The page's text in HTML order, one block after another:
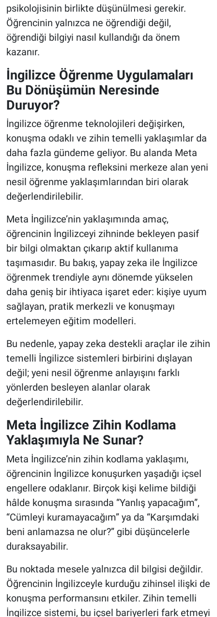
psikolojisinin birlikte düşünülmesi gerekir.
Öğrencinin yalnızca ne öğrendiği değil,
öğrendiği bilgiyi nasıl kullandığı da önem
kazanır.
İngilizce Öğrenme Uygulamaları
Bu Dönüşümün Neresinde
Duruyor?
İngilizce öğrenme teknolojileri değişirken,
konuşma odaklı ve zihin temelli yaklaşımlar da
daha fazla gündeme geliyor. Bu alanda Meta
İngilizce, konuşma refleksini merkeze alan yeni
nesil öğrenme yaklaşımlarından biri olarak
değerlendirilebilir.
Meta İngilizce’nin yaklaşımında amaç,
öğrencinin İngilizceyi zihninde bekleyen pasif
bir bilgi olmaktan çıkarıp aktif kullanıma
taşımasıdır. Bu bakış, yapay zeka ile İngilizce
öğrenmek trendiyle aynı dönemde yükselen
daha geniş bir ihtiyaca işaret eder: kişiye uyum
sağlayan, pratik merkezli ve konuşmayı
ertelemeyen eğitim modelleri.
Bu nedenle, yapay zeka destekli araçlar ile zihin
temelli İngilizce sistemleri birbirini dışlayan
değil; yeni nesil öğrenme anlayışını farklı
yönlerden besleyen alanlar olarak
değerlendirilebilir.
Meta İngilizce Zihin Kodlama
Yaklaşımıyla Ne Sunar?
Meta İngilizce’nin zihin kodlama yaklaşımı,
öğrencinin İngilizce konuşurken yaşadığı içsel
engellere odaklanır. Birçok kişi kelime bildiği
hâlde konuşma sırasında “Yanlış yapacağım”,
“Cümleyi kuramayacağım” ya da “Karşımdaki
beni anlamazsa ne olur?” gibi düşüncelerle
duraksayabilir.
Bu noktada mesele yalnızca dil bilgisi değildir.
Öğrencinin İngilizceyle kurduğu zihinsel ilişki de
konuşma performansını etkiler. Zihin temelli
İngilizce sistemi, bu içsel bariyerleri fark etmeyi